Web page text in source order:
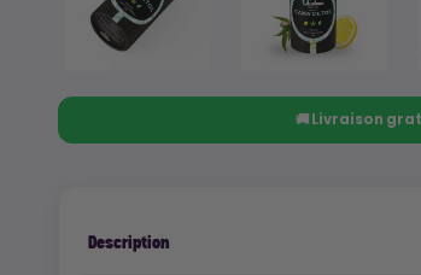
🚚 Livraison
Description